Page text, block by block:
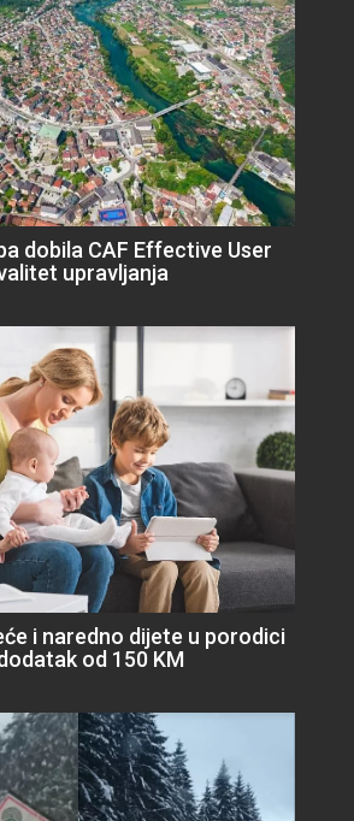
dobila CAF Effective User
upravljanja
i naredno dijete u porodici
od 150 KM